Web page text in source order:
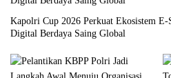
Kapolri Cup 2026 Perkuat Ekosistem
Digital Berdaya Saing Global